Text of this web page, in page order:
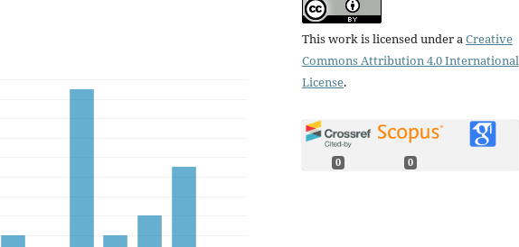
This work is licensed under a Creative
Commons Attribution 4.0 International
License.
0 0